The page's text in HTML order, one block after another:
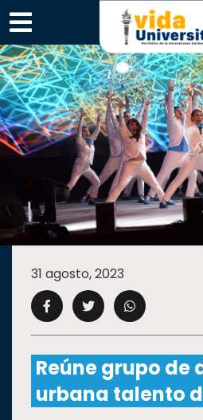
×
SECCIONES
ACADEMIA
CAMPUS UANL
CULTURA
31 agosto, 2023
Reúne grupo de
urbana talento